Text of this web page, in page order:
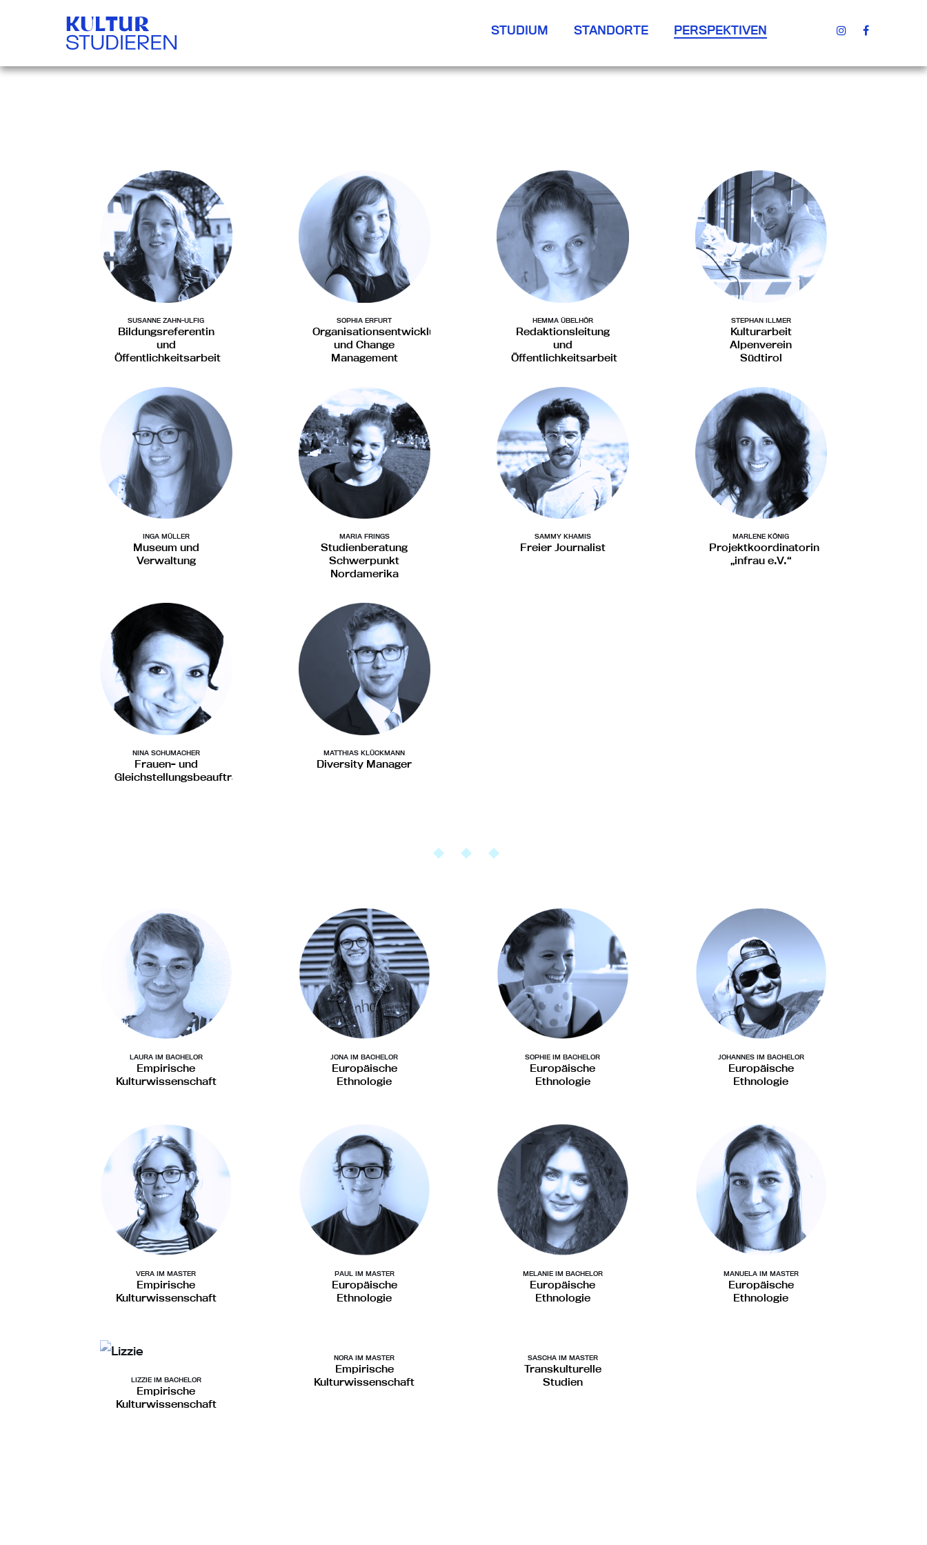
STUDIUM STANDORTE PERSPEKTIVEN
SUSANNE ZAHN-ULFIG
Bildungsreferentin
und
Öffentlichkeitsarbeit
SOPHIA ERFURT
Organisationsentwicklung
und Change
Management
HEMMA ÜBELHÖR
Redaktionsleitung
und
Öffentlichkeitsarbeit
STEPHAN ILLMER
Kulturarbeit
Alpenverein
Südtirol
INGA MÜLLER
Museum und
Verwaltung
MARIA FRINGS
Studienberatung
Schwerpunkt
Nordamerika
SAMMY KHAMIS
Freier Journalist
MARLENE KÖNIG
Projektkoordinatorin
„infrau e.V.“
NINA SCHUMACHER
Frauen- und
Gleichstellungsbeauftragte
MATTHIAS KLÜCKMANN
Diversity Manager
LAURA IM BACHELOR
Empirische
Kulturwissenschaft
JONA IM BACHELOR
Europäische
Ethnologie
SOPHIE IM BACHELOR
Europäische
Ethnologie
JOHANNES IM BACHELOR
Europäische
Ethnologie
VERA IM MASTER
Empirische
Kulturwissenschaft
PAUL IM MASTER
Europäische
Ethnologie
MELANIE IM BACHELOR
Europäische
Ethnologie
MANUELA IM MASTER
Europäische
Ethnologie
LIZZIE IM BACHELOR
Empirische
Kulturwissenschaft
NORA IM MASTER
Empirische
Kulturwissenschaft
SASCHA IM MASTER
Transkulturelle
Studien